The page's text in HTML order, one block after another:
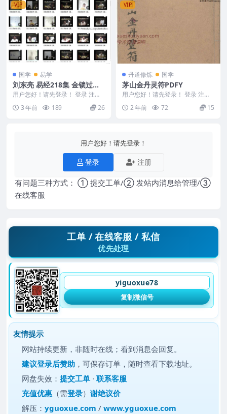
VIP
国学 易学
刘东亮 易经218集 金锁过路
阴阳亲传刘东亮风水解录像视
频218集
用户您好！请先登录！ 登录 注册
刘东亮 易经218集 金锁过路阴阳
亲传刘东亮...
3 年前 189 26
VIP
丹道修炼 国学
茅山金丹灵符PDFY
用户您好！请先登录！ 登录 注册
茅山金丹灵符PDFY 2501039 &nb
s... 2 年前 72 15
用户您好！请先登录！
登录 注册
有问题三种方式： ① 提交工单/② 发站内消息给管理/③
在线客服
工单 / 在线客服 / 私信
优先处理
yiguoxue78
复制微信号
友情提示
网站持续更新，非随时在线；看到消息会回复。
建议登录后赞助 ，可保存订单，随时查看下载地址。
网盘失效：提交工单 ·联系客服
充值优惠 （需登录）谢绝议价
解压：yguoxue.com /www.yguoxue.com